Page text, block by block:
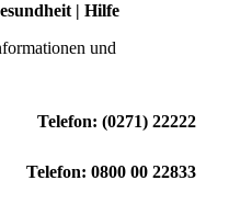
| Hilfe
und
Telefon: (0271) 22222
Telefon: 0800 00 22833